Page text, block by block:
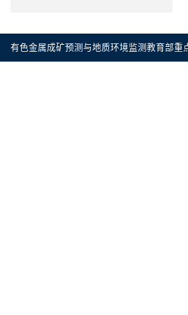
有色金属成矿预测与地质环境监测教育部